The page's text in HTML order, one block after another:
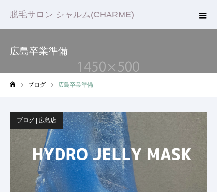
脱毛サロン シャルム(CHARME)
広島卒業準備
ブログ 広島卒業準備
ブログ | 広島店